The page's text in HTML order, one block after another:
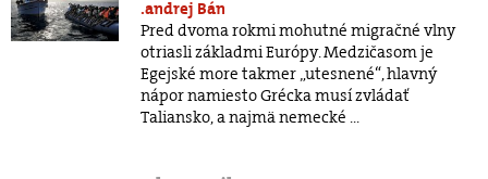
.andrej Bán
Pred dvoma rokmi mohutné migračné vlny
otriasli základmi Európy. Medzičasom je
Egejské more takmer „utesnené“, hlavný
nápor namiesto Grécka musí zvládať
Taliansko, a najmä nemecké ...